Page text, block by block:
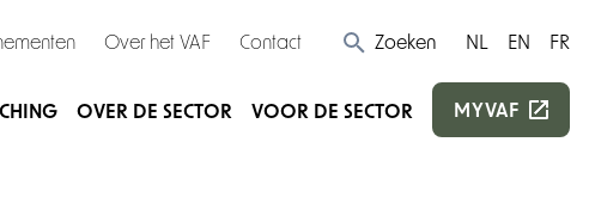
Over het VAF Contact Zoeken NL EN FR
OVER DE SECTOR VOOR DE SECTOR MYVAF